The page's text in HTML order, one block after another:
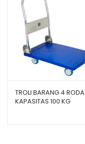
TROLI BARANG 4 RODA
KAPASITAS 100 KG